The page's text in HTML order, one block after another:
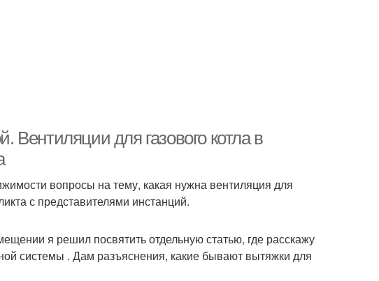
Вентиляции для газового котла в
вопросы на тему, какая нужна вентиляция для
с представителями инстанций.
я решил посвятить отдельную статью, где расскажу
системы . Дам разъяснения, какие бывают вытяжки для